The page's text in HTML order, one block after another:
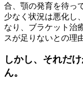
合、顎の発育を待っ
少なく状況は悪化し
なり、ブラケット治
スが足りないとの理
しかし、それだ
ん。